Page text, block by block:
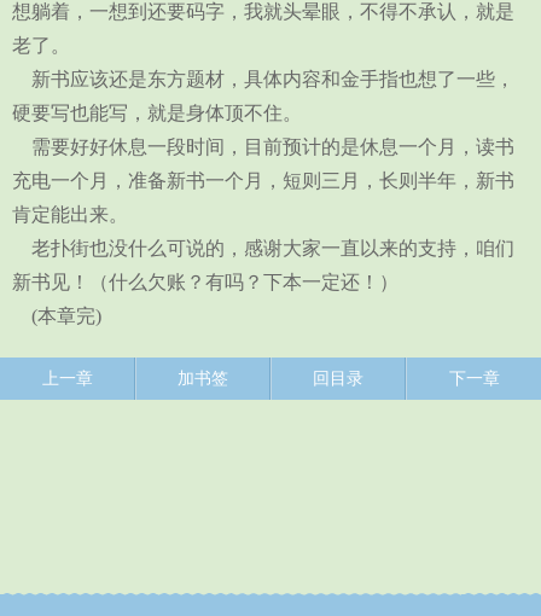
想躺着，一想到还要码字，我就头晕眼，不得不承认，就是
老了。
新书应该还是东方题材，具体内容和金手指也想了一些，
硬要写也能写，就是身体顶不住。
需要好好休息一段时间，目前预计的是休息一个月，读书
充电一个月，准备新书一个月，短则三月，长则半年，新书
肯定能出来。
老扑街也没什么可说的，感谢大家一直以来的支持，咱们
新书见！（什么欠账？有吗？下本一定还！）
(本章完)
上一章 加书签 回目录 下一章